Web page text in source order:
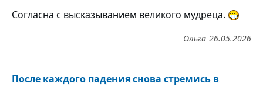
Согласна с высказыванием великого мудреца.
26.05.2026
Ольга
После каждого падения снова стремись в